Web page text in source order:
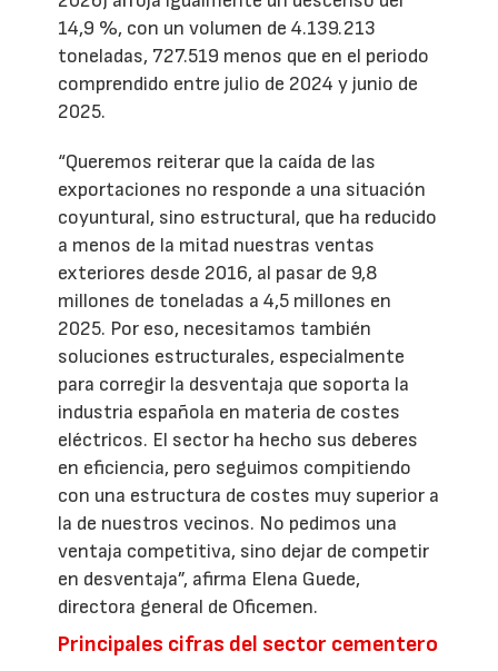
14,9 %, con un volumen de 4.139.213
toneladas, 727.519 menos que en el periodo
comprendido entre julio de 2024 y junio de
2025.
“Queremos reiterar que la caída de las
exportaciones no responde a una situación
coyuntural, sino estructural, que ha reducido
a menos de la mitad nuestras ventas
exteriores desde 2016, al pasar de 9,8
millones de toneladas a 4,5 millones en
2025. Por eso, necesitamos también
soluciones estructurales, especialmente
para corregir la desventaja que soporta la
industria española en materia de costes
eléctricos. El sector ha hecho sus deberes
en eficiencia, pero seguimos compitiendo
con una estructura de costes muy superior a
la de nuestros vecinos. No pedimos una
ventaja competitiva, sino dejar de competir
en desventaja”, afirma Elena Guede,
directora general de Oficemen.
Principales cifras del sector cementero